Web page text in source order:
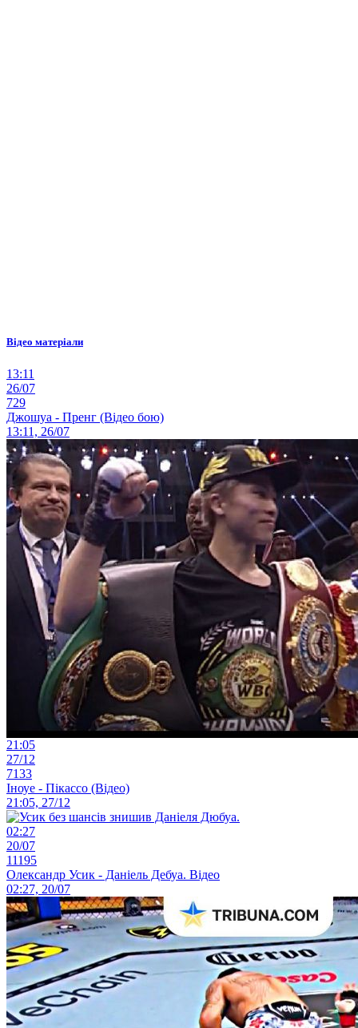
Відео матеріали
13:11
26/07
729
Джошуа - Пренг (Відео бою)
13:11, 26/07
21:05
27/12
7133
Іноуе - Пікассо (Відео)
21:05, 27/12
02:27
20/07
11195
Олександр Усик - Даніель Дебуа. Відео
02:27, 20/07